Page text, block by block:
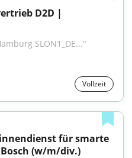
D2D |
SLON1_DE..."
Vollzeit
für smarte
(w/m/div.)